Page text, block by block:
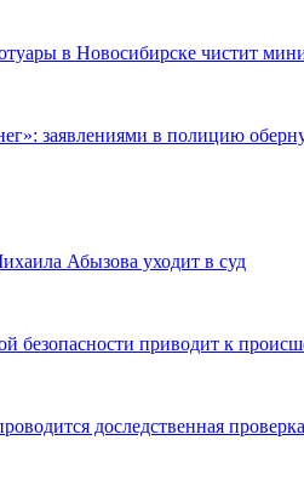
в Новосибирске чистит
заявлениями в полицию
Абызова уходит в суд
безопасности приводит к
доследственная